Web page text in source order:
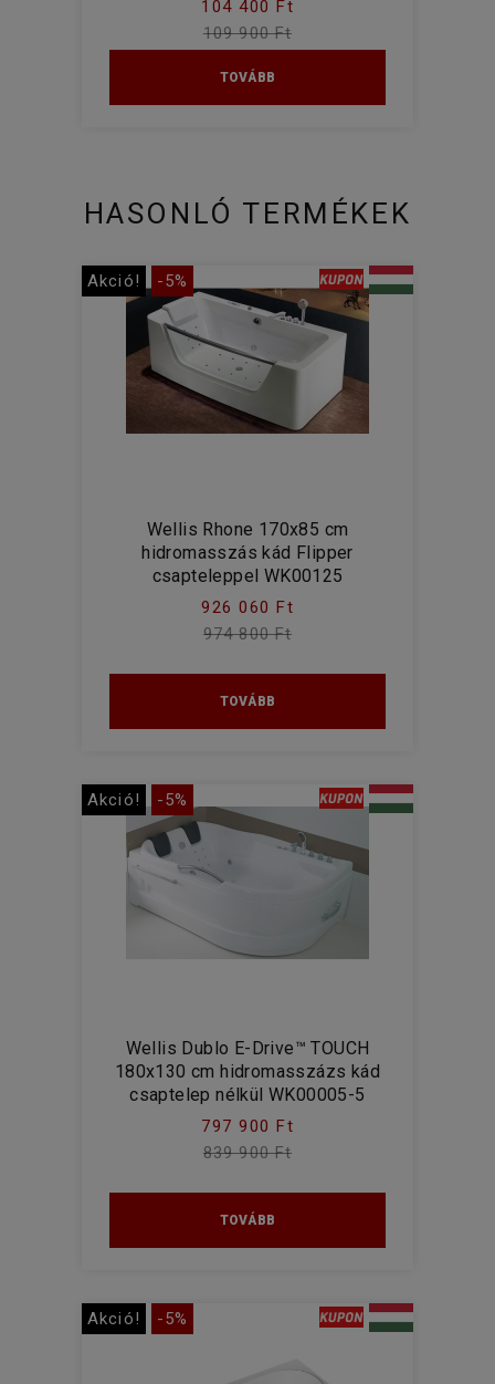
104 400 Ft
109 900 Ft
TOVÁBB
HASONLÓ TERMÉKEK
Akció! -5%
Wellis Rhone 170x85 cm
hidromasszás kád Flipper
csapteleppel WK00125
926 060 Ft
974 800 Ft
TOVÁBB
Akció! -5%
Wellis Dublo E-Drive™ TOUCH
180x130 cm hidromasszázs kád
csaptelep nélkül WK00005-5
797 900 Ft
839 900 Ft
TOVÁBB
Akció! -5%